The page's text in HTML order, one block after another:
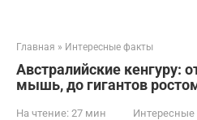
Главная » Интересные факты
Австралийские кенгуру:
мышь, до гигантов
На чтение: 27 мин Интересные